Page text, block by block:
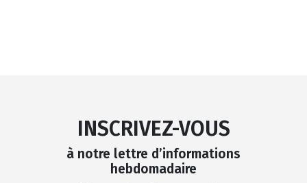
INSCRIVEZ-VOUS
à notre lettre d’informations
hebdomadaire